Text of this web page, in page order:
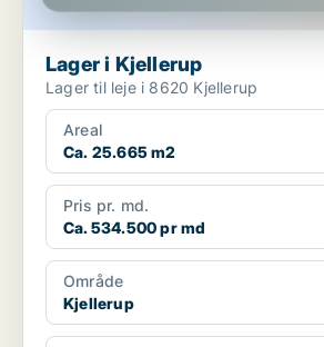
Lager i Kjellerup
Lager til leje i 8620 Kjellerup
Areal
Ca. 25.665 m2
Pris pr. md.
Ca. 534.500 pr md
Område
Kjellerup